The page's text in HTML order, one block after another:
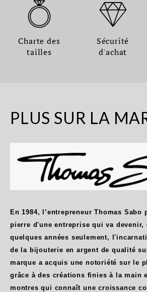
Charte des
tailles
Sécurité
d'achat
PLUS SUR LA
En 1984, l’entrepreneur Thomas Sabo
pierre d'une entreprise qui va devenir,
quelques années seulement,
de la bijouterie en argent de qualité
marque a acquis une notoriété sur le
grâce à des créations finies à la main
montres qui connaît une croissance